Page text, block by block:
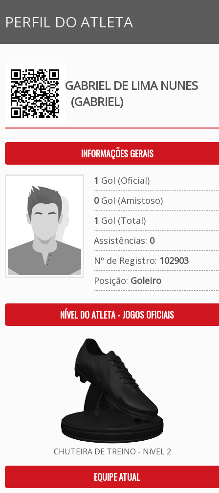
PERFIL DO ATLETA
GABRIEL DE LIMA NUNES
(GABRIEL)
INFORMAÇÕES GERAIS
1 Gol (Oficial)
0Gol (Amistoso)
1 Gol (Total)
Assistências: 0
Nº de Registro: 102903
Posição: Goleiro
NÍVEL DO ATLETA - JOGOS OFICIAIS
CHUTEIRA DE TREINO - NíVEL 2
EQUIPE ATUAL